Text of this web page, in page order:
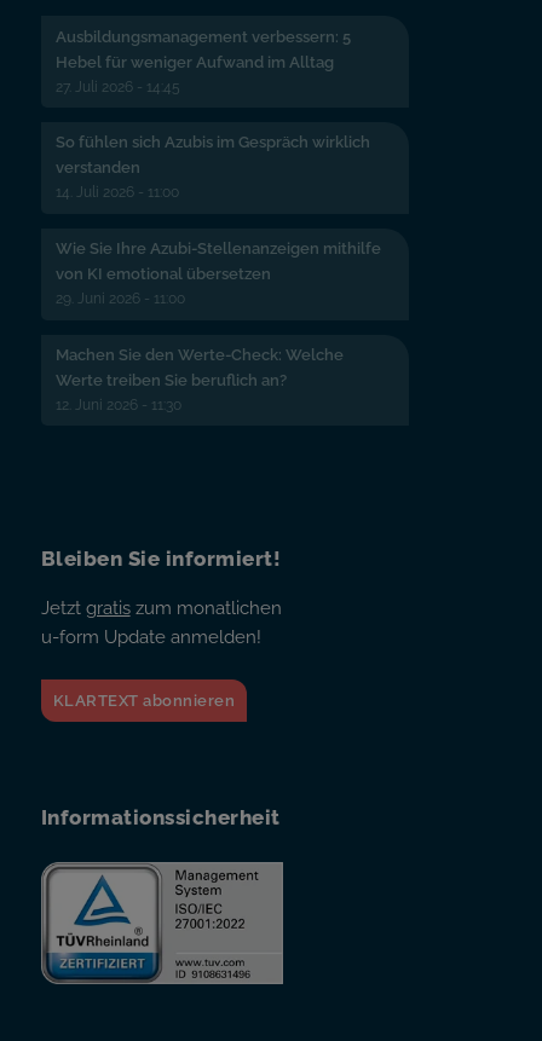
Ausbildungsmanagement verbessern: 5
Hebel für weniger Aufwand im Alltag
27. Juli 2026 - 14:45
So fühlen sich Azubis im Gespräch wirklich
verstanden
14. Juli 2026 - 11:00
Wie Sie Ihre Azubi-Stellenanzeigen mithilfe
von KI emotional übersetzen
29. Juni 2026 - 11:00
Machen Sie den Werte-Check: Welche
Werte treiben Sie beruflich an?
12. Juni 2026 - 11:30
Bleiben Sie informiert!
Jetzt gratiszum monatlichen
u-form Update anmelden!
KLARTEXT abonnieren
Informationssicherheit